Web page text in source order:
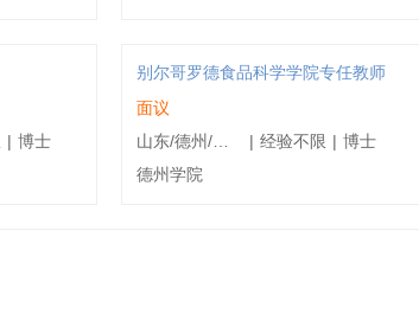
| 博士
别尔哥罗德食品科学学院专任教师
面议
| 经验不限 | 博士
德州学院